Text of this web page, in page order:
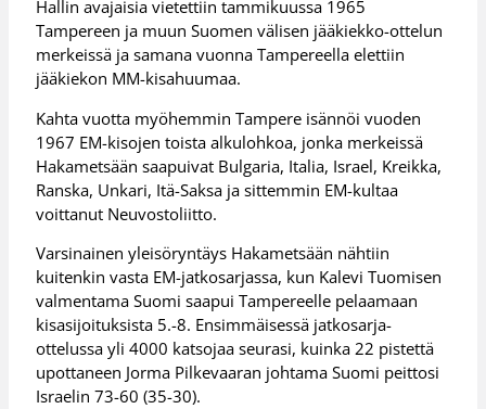
Hallin avajaisia vietettiin tammikuussa 1965
Tampereen ja muun Suomen välisen jääkiekko-ottelun
merkeissä ja samana vuonna Tampereella elettiin
jääkiekon MM-kisahuumaa.
Kahta vuotta myöhemmin Tampere isännöi vuoden
1967 EM-kisojen toista alkulohkoa, jonka merkeissä
Hakametsään saapuivat Bulgaria, Italia, Israel, Kreikka,
Ranska, Unkari, Itä-Saksa ja sittemmin EM-kultaa
voittanut Neuvostoliitto.
Varsinainen yleisöryntäys Hakametsään nähtiin
kuitenkin vasta EM-jatkosarjassa, kun Kalevi Tuomisen
valmentama Suomi saapui Tampereelle pelaamaan
kisasijoituksista 5.-8. Ensimmäisessä jatkosarja-
ottelussa yli 4000 katsojaa seurasi, kuinka 22 pistettä
upottaneen Jorma Pilkevaaran johtama Suomi peittosi
Israelin 73-60 (35-30).